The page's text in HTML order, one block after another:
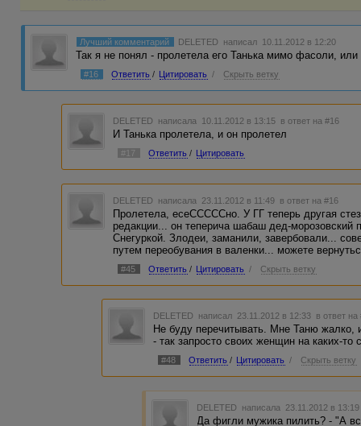
Лучший комментарий DELETED написал 10.11.2012 в 12:20
Так я не понял - пролетела его Танька мимо фасоли, или
#16 Ответить / Цитировать / Скрыть ветку
DELETED написала 10.11.2012 в 13:15 в ответ на #16
И Танька пролетела, и он пролетел
#17 Ответить / Цитировать
DELETED написала 23.11.2012 в 11:49 в ответ на #16
Пролетела, есеСССССно. У ГГ теперь другая
редакции... он теперича шабаш дед-морозовский
Снегуркой. Злодеи, заманили, завербовали...
путем переобувания в валенки... можете
#45 Ответить / Цитировать / Скрыть ветку
DELETED написал 23.11.2012 в 12:33 в ответ на
Не буду перечитывать. Мне Таню
- так запросто своих женщин на каких-то
#48 Ответить / Цитировать / Скрыть ветку
DELETED написала 23.11.2012 в
Да фигли мужика пилить? - "А